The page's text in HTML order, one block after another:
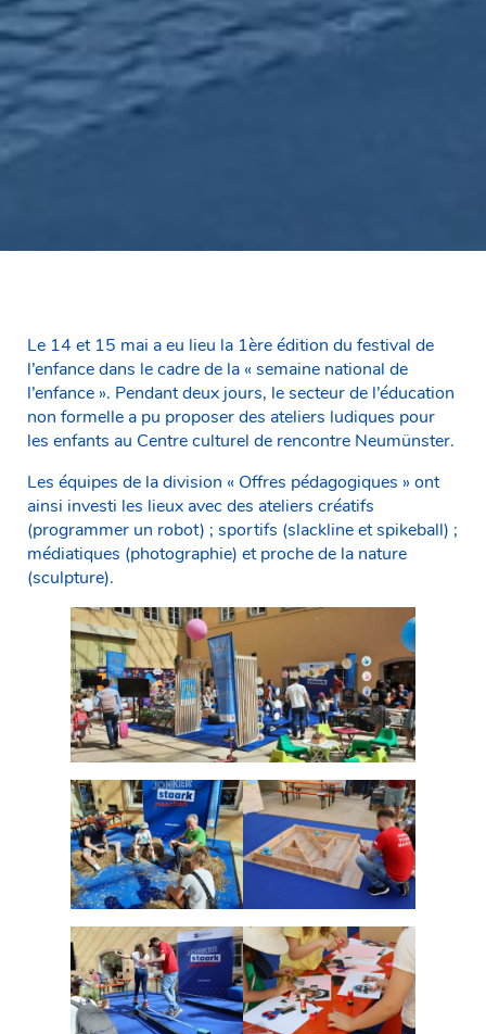
Le 14 et 15 mai a eu lieu la 1ère édition du festival de
l’enfance dans le cadre de la « semaine national de
l’enfance ». Pendant deux jours, le secteur de l’éducation
non formelle a pu proposer des ateliers ludiques pour
les enfants au Centre culturel de rencontre Neumünster.
Les équipes de la division « Offres pédagogiques » ont
ainsi investi les lieux avec des ateliers créatifs
(programmer un robot) ; sportifs (slackline et spikeball) ;
médiatiques (photographie) et proche de la nature
(sculpture).